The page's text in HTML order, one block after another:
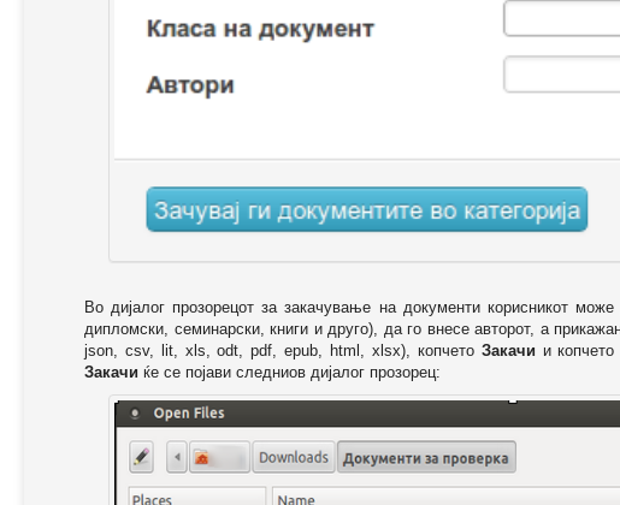
Во дијалог прозорецот за закачување на документи корисникот
дипломски, семинарски, книги и друго), да го внесе авторот, а
json, csv, lit, xls, odt, pdf, epub, html, xlsx), копчето Закачи и
Закачи ќе се појави следниов дијалог прозорец: